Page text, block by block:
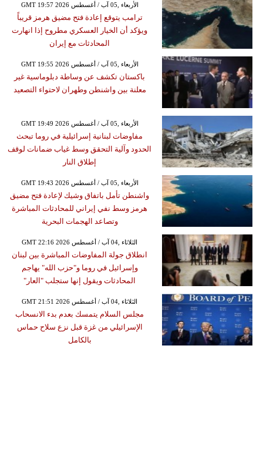
GMT 19:57 2026 الأربعاء ,05 آب / أغسطس
ترامب يتوقع إعادة فتح مضيق هرمز قريباً
ويؤكد أن الخيار العسكري مطروح إذا انهارت
المحادثات مع إيران
GMT 19:55 2026 الأربعاء ,05 آب / أغسطس
باكستان تكشف عن وساطة دبلوماسية غير
معلنة بين واشنطن وطهران لاحتواء التصعيد
GMT 19:49 2026 الأربعاء ,05 آب / أغسطس
مفاوضات لبنانية إسرائيلية في روما تبحث
الحدود وآلية التحقق وسط غياب ضمانات لوقف
إطلاق النار
GMT 19:43 2026 الأربعاء ,05 آب / أغسطس
واشنطن تأمل باتفاق وشيك لإعادة فتح مضيق
هرمز وسط نفي إيراني للمحادثات المباشرة
وتصاعد الهجمات البحرية
GMT 22:16 2026 الثلاثاء ,04 آب / أغسطس
انطلاق جولة المفاوضات المباشرة بين لبنان
وإسرائيل في روما و"حزب الله" يهاجم
المحادثات ويقول إنها ستجلب "العار"
GMT 21:51 2026 الثلاثاء ,04 آب / أغسطس
مجلس السلام يتمسك بعدم بدء الانسحاب
الإسرائيلي من غزة قبل نزع سلاح حماس
بالكامل